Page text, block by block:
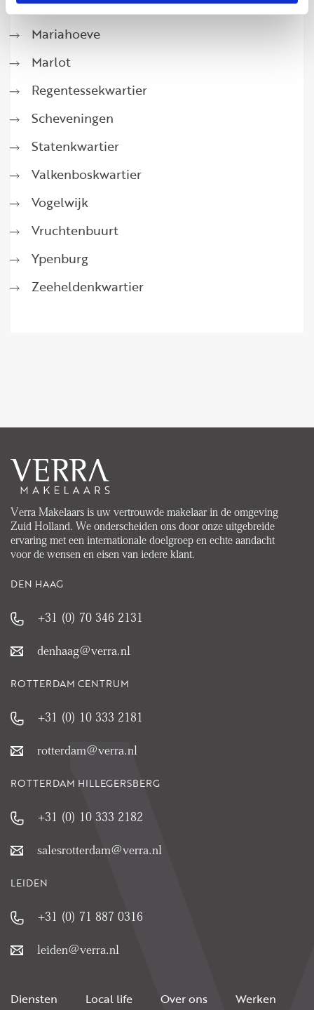
Loosduinen
Mariahoeve
Marlot
Regentessekwartier
Scheveningen
Statenkwartier
Valkenboskwartier
Vogelwijk
Vruchtenbuurt
Ypenburg
Zeeheldenkwartier
Verra Makelaars is uw vertrouwde makelaar in de omgeving
Zuid Holland. We onderscheiden ons door onze uitgebreide
ervaring met een internationale doelgroep en echte aandacht
voor de wensen en eisen van iedere klant.
DEN HAAG
+31 (0) 70 346 2131
denhaag@verra.nl
ROTTERDAM CENTRUM
+31 (0) 10 333 2181
rotterdam@verra.nl
ROTTERDAM HILLEGERSBERG
+31 (0) 10 333 2182
salesrotterdam@verra.nl
LEIDEN
+31 (0) 71 887 0316
leiden@verra.nl
Diensten Local life Over ons Werken